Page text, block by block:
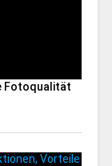
Fotoqualität